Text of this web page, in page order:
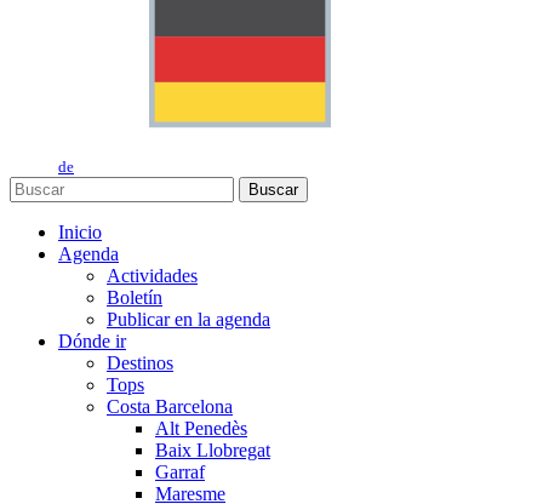
de
Buscar
Inicio
Agenda
Actividades
Boletín
Publicar en la agenda
Dónde ir
Destinos
Tops
Costa Barcelona
Alt Penedès
Baix Llobregat
Garraf
Maresme